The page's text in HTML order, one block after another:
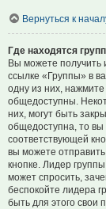
Вернуться к
Где находятся
Вы можете получить
ссылке «Группы» в
одну из них,
общедоступны.
них, могут быть
общедоступна, то вы
соответствующей
вы можете
кнопке. Лидер
может спросить,
беспокойте лидера
быть для этого свои